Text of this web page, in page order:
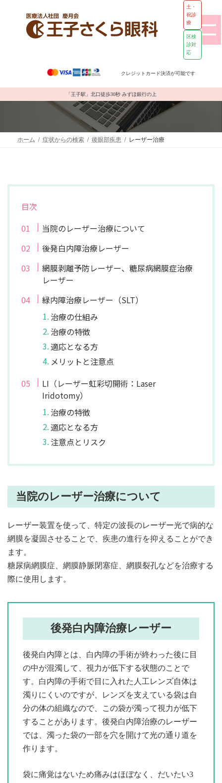
土・
祝診
療
区検
診対
応
クレジットカード決済が可能です
「王子駅」北口徒歩30秒 みずほ銀行の上
レーザー治療
ホーム 症状からの検索 後眼部疾患 レーザー治療
目次
当院のレーザー治療について
後発白内障治療レーザー
網膜剥離予防レーザー、糖尿病網膜症治療
レーザー
緑内障治療レーザー（SLT）
治療の仕組み
治療の特徴
適応となる方
メリットと注意点
LI（レーザー虹彩切開術：Laser
Iridotomy）
治療の特徴
適応となる方
注意点とリスク
当院のレーザー治療について
レーザー装置を使って、特定の波長のレーザー光で病的な
網膜を凝固させることで、疾患の進行を抑えることができ
ます。
糖尿病網膜症、網膜静脈閉塞症、網膜裂孔などを治療する
際に使用します。
後発白内障治療レーザー
後発白内障とは、白内障の手術が終わった後に目
の中が混濁して、視力が低下する状態のことで
す。白内障の手術で目に入れた人工レンズ自体は
濁りにくいのですが、レンズを支えている袋は自
分の体の組織なので、この袋が濁って視力が低下
することがあります。後発白内障治療のレーザー
では、濁った袋の一部を穴を開けて光の通り道を
作ります。
袋に痛覚はないため痛みはほぼなく、だいたい3